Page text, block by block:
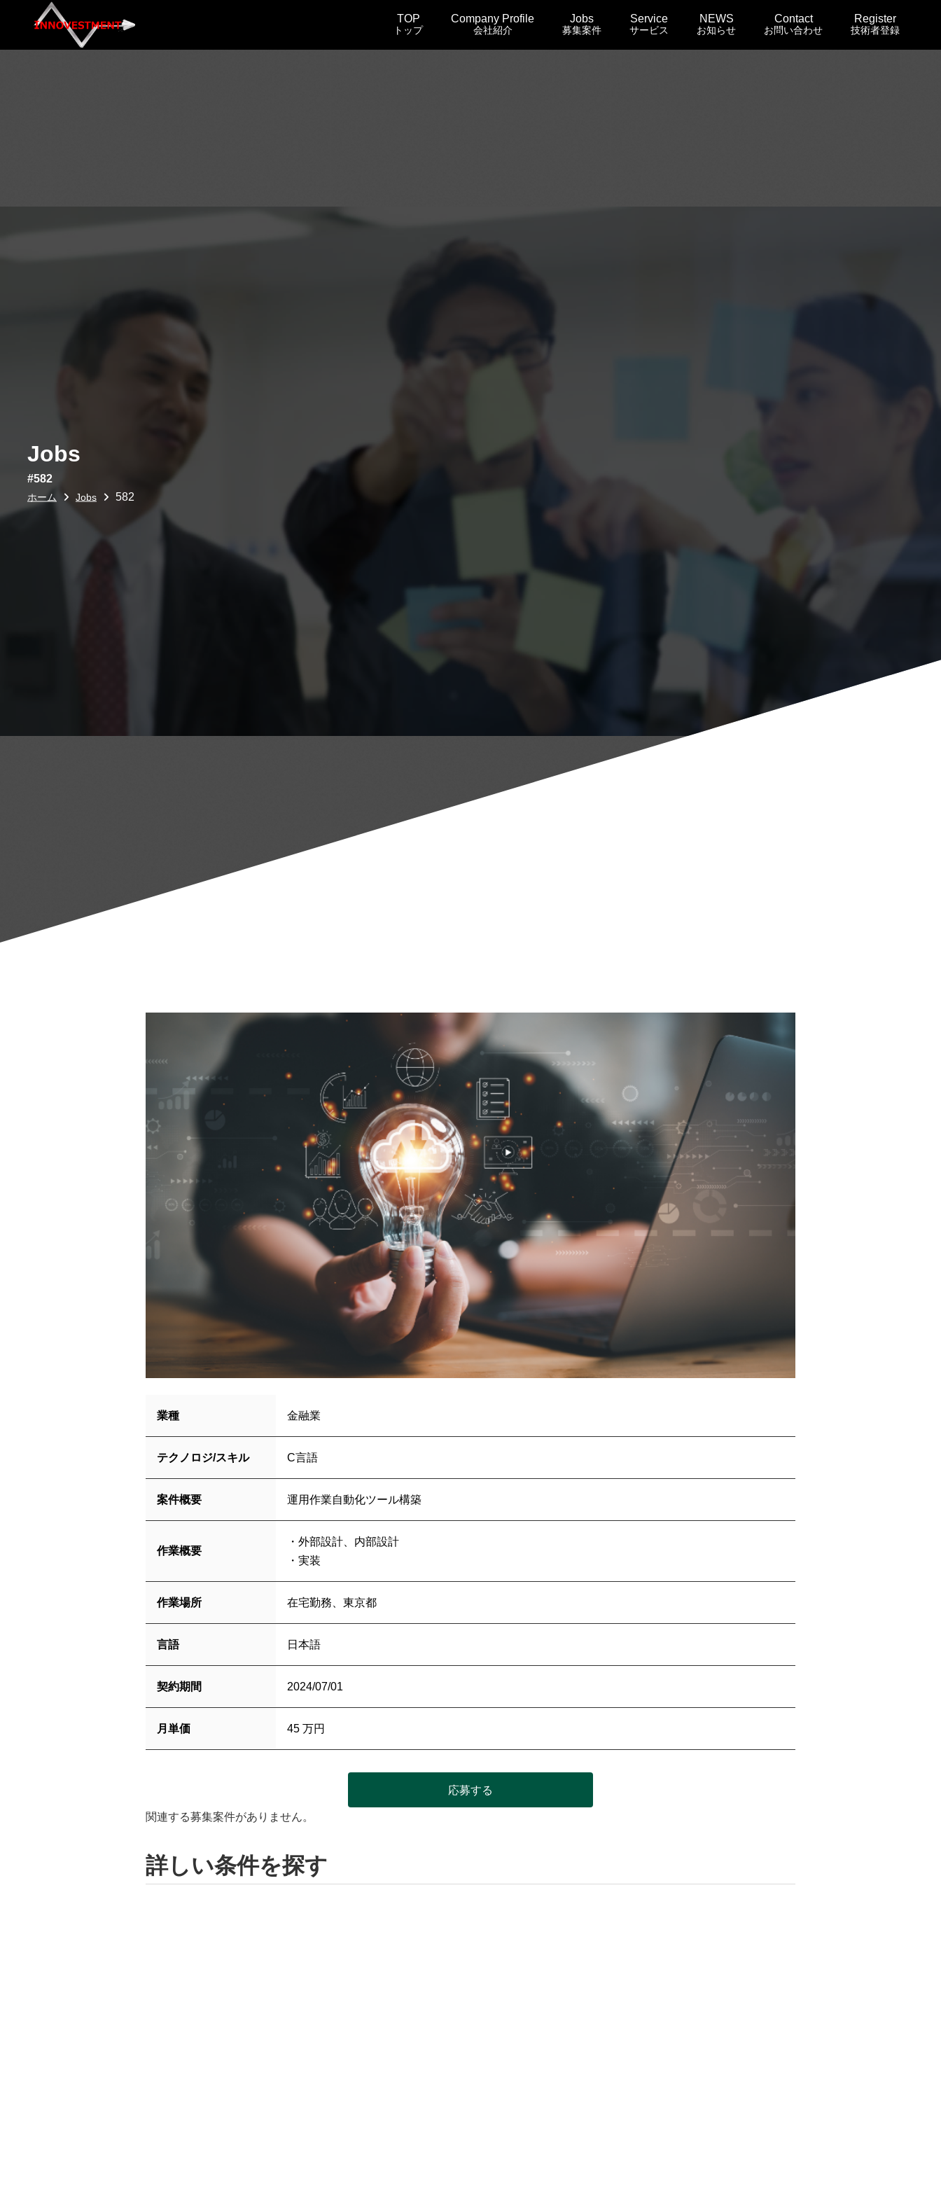
TOP
トップ
Company Profile
会社紹介
Jobs
募集案件
Service
サービス
NEWS
お知らせ
Contact
お問い合わせ
Register
技術者登録
Jobs
#582
ホーム Jobs 582
業種 金融業
テクノロジ/スキル C言語
案件概要 運用作業自動化ツール構築
作業概要
・外部設計、内部設計
・実装
作業場所 在宅勤務、東京都
言語 日本語
契約期間 2024/07/01
月単価 45 万円
応募する
関連する募集案件がありません。
詳しい条件を探す